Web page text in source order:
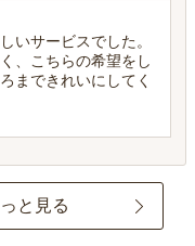
いサービスでした。
、こちらの希望をし
まできれいにしてく
と見る